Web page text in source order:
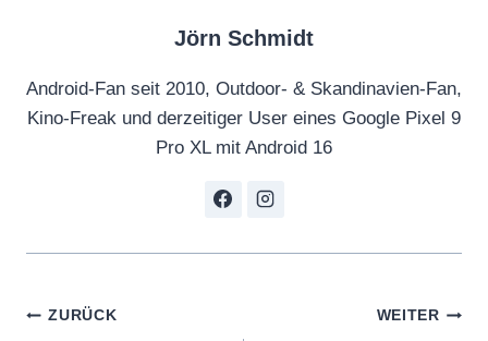
Jörn Schmidt
Android-Fan seit 2010, Outdoor- & Skandinavien-Fan,
Kino-Freak und derzeitiger User eines Google Pixel 9
Pro XL mit Android 16
Beitragsnavigation
ZURÜCK WEITER